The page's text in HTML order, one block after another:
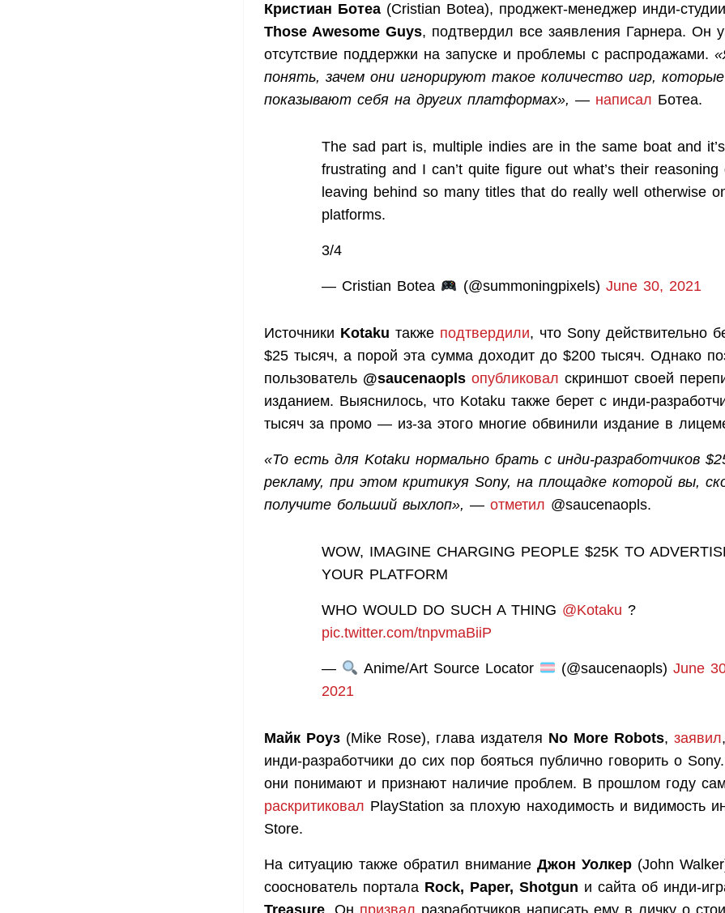
Кристиан Ботеа (Cristian Botea), проджект-менеджер инди-
Those Awesome Guys, подтвердил все заявления Гарнера. Он
отсутствие поддержки на запуске и проблемы с распродажами.
понять, зачем они игнорируют такое количество игр,
показывают себя на других платформах», — написал Ботеа.
The sad part is, multiple indies are in the same boat and it’s
frustrating and I can’t quite figure out what’s their reasoning
leaving behind so many titles that do really well otherwise
platforms.
3/4
— Cristian Botea (@summoningpixels) June 30, 2021
Источники Kotaku также подтвердили, что Sony действительно
$25 тысяч, а порой эта сумма доходит до $200 тысяч. Однако
пользователь @saucenaopls опубликовал скриншот своей
изданием. Выяснилось, что Kotaku также берет с инди-
тысяч за промо — из-за этого многие обвинили издание в
«То есть для Kotaku нормально брать с инди-разработчиков
рекламу, при этом критикуя Sony, на площадке которой вы,
получите больший выхлоп», — отметил @saucenaopls.
WOW, IMAGINE CHARGING PEOPLE $25K TO
YOUR PLATFORM
WHO WOULD DO SUCH A THING @Kotaku ?
pic.twitter.com/tnpvmaBiiP
— Anime/Art Source Locator (@saucenaopls) June
2021
Майк Роуз (Mike Rose), глава издателя No More Robots, заявил
инди-разработчики до сих пор бояться публично говорить о
они понимают и признают наличие проблем. В прошлом году
раскритиковал PlayStation за плохую находимость и видимость
Store.
На ситуацию также обратил внимание Джон Уолкер (John
сооснователь портала Rock, Paper, Shotgun и сайта об инди-